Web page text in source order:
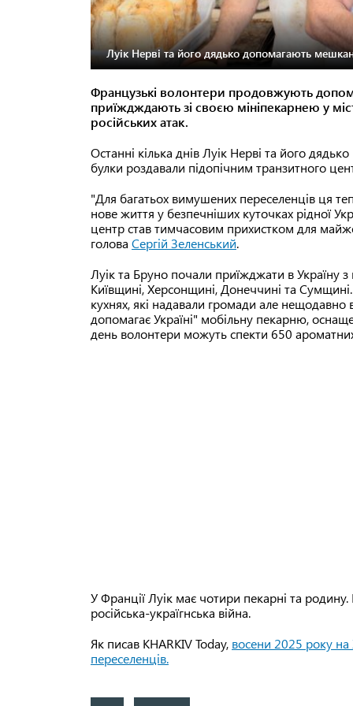
Луік Нерві та його дядько допомагають
Французькі волонтери продовжують
приїждждають зі своєю мініпекарнею у
російських атак.
Останні кілька днів Луік Нерві та його
булки роздавали підопічним транзитного
"Для багатьох вимушених переселенців ця
нове життя у безпечніших куточках рідної
центр став тимчасовим прихистком для
голова Сергій Зеленський.
Луік та Бруно почали приїжджати в Україну
Київщині, Херсонщині, Донеччині та
кухнях, які надавали громади але
допомагає Україні" мобільну пекарню,
день волонтери можуть спекти 650
У Франції Луік має чотири пекарні та
російська-україгнська війна.
Як писав KHARKIV Today, восени 2025 року на
переселенців.